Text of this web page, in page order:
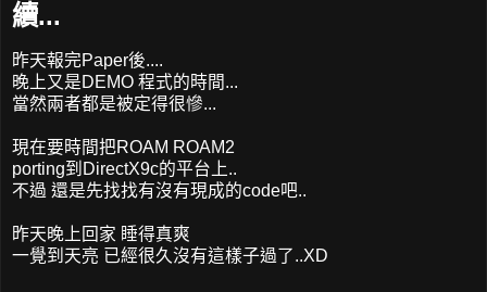
續...
昨天報完Paper後....
晚上又是DEMO 程式的時間...
當然兩者都是被定得很慘...
現在要時間把ROAM ROAM2
porting到DirectX9c的平台上..
不過 還是先找找有沒有現成的code吧..
昨天晚上回家 睡得真爽
一覺到天亮 已經很久沒有這樣子過了..XD